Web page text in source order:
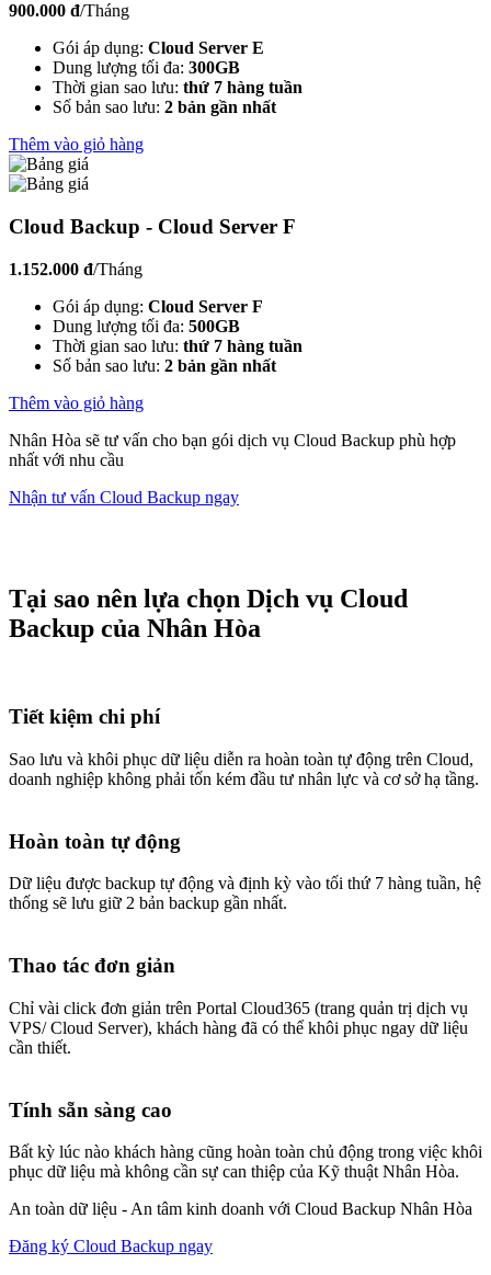
900.000 đ/Tháng
Gói áp dụng: Cloud Server E
Dung lượng tối đa: 300GB
Thời gian sao lưu: thứ 7 hàng tuần
Số bản sao lưu: 2 bản gần nhất
Thêm vào giỏ hàng
Cloud Backup - Cloud Server F
1.152.000 đ/Tháng
Gói áp dụng: Cloud Server F
Dung lượng tối đa: 500GB
Thời gian sao lưu: thứ 7 hàng tuần
Số bản sao lưu: 2 bản gần nhất
Thêm vào giỏ hàng
Nhân Hòa sẽ tư vấn cho bạn gói dịch vụ Cloud Backup phù hợp
nhất với nhu cầu
Nhận tư vấn Cloud Backup ngay
Tại sao nên lựa chọn Dịch vụ Cloud
Backup của Nhân Hòa
Tiết kiệm chi phí
Sao lưu và khôi phục dữ liệu diễn ra hoàn toàn tự động trên Cloud,
doanh nghiệp không phải tốn kém đầu tư nhân lực và cơ sở hạ tầng.
Hoàn toàn tự động
Dữ liệu được backup tự động và định kỳ vào tối thứ 7 hàng tuần, hệ
thống sẽ lưu giữ 2 bản backup gần nhất.
Thao tác đơn giản
Chỉ vài click đơn giản trên Portal Cloud365 (trang quản trị dịch vụ
VPS/ Cloud Server), khách hàng đã có thể khôi phục ngay dữ liệu
cần thiết.
Tính sẵn sàng cao
Bất kỳ lúc nào khách hàng cũng hoàn toàn chủ động trong việc khôi
phục dữ liệu mà không cần sự can thiệp của Kỹ thuật Nhân Hòa.
An toàn dữ liệu - An tâm kinh doanh với Cloud Backup Nhân Hòa
Đăng ký Cloud Backup ngay